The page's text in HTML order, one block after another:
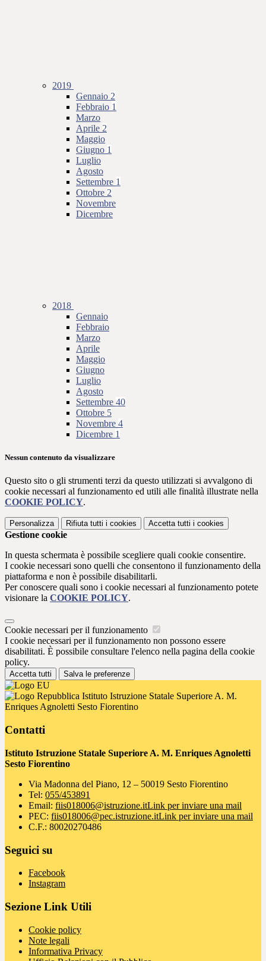
2019
Gennaio 2
Febbraio 1
Marzo
Aprile 2
Maggio
Giugno 1
Luglio
Agosto
Settembre 1
Ottobre 2
Novembre
Dicembre
2018
Gennaio
Febbraio
Marzo
Aprile
Maggio
Giugno
Luglio
Agosto
Settembre 40
Ottobre 5
Novembre 4
Dicembre 1
Nessun contenuto da visualizzare
Questo sito o gli strumenti terzi da questo utilizzati si avvalgono di
cookie necessari al funzionamento ed utili alle finalità illustrate nella
COOKIE POLICY.
Personalizza Rifiuta tutti i cookies Accetta tutti i cookies
Gestione cookie
In questa schermata è possibile scegliere quali cookie consentire.
I cookie necessari sono quelli che consentono il funzionamento della
piattaforma e non è possibile disabilitarli.
Per conoscere quali sono i cookie necessari al funzionamento potete
visionare la COOKIE POLICY.
Cookie necessari per il funzionamento
I cookie necessari per il funzionamento non possono essere
disabilitati. È possibile consultare l'elenco nella pagina della cookie
policy.
Accetta tutti Salva le preferenze
Istituto Istruzione Statale Superiore A. M.
Enriques Agnoletti Sesto Fiorentino
Contatti
Istituto Istruzione Statale Superiore A. M. Enriques Agnoletti
Sesto Fiorentino
Via Madonna del Piano, 12 – 50019 Sesto Fiorentino
Tel: 055/453891
Email: fiis018006@istruzione.itLink per inviare una mail
PEC: fiis018006@pec.istruzione.itLink per inviare una mail
C.F.: 80020270486
Seguici su
Facebook
Instagram
Sezione Link Utili
Cookie policy
Note legali
Informativa Privacy